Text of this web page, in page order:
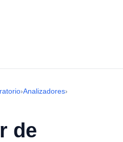
›Analizadores›
de